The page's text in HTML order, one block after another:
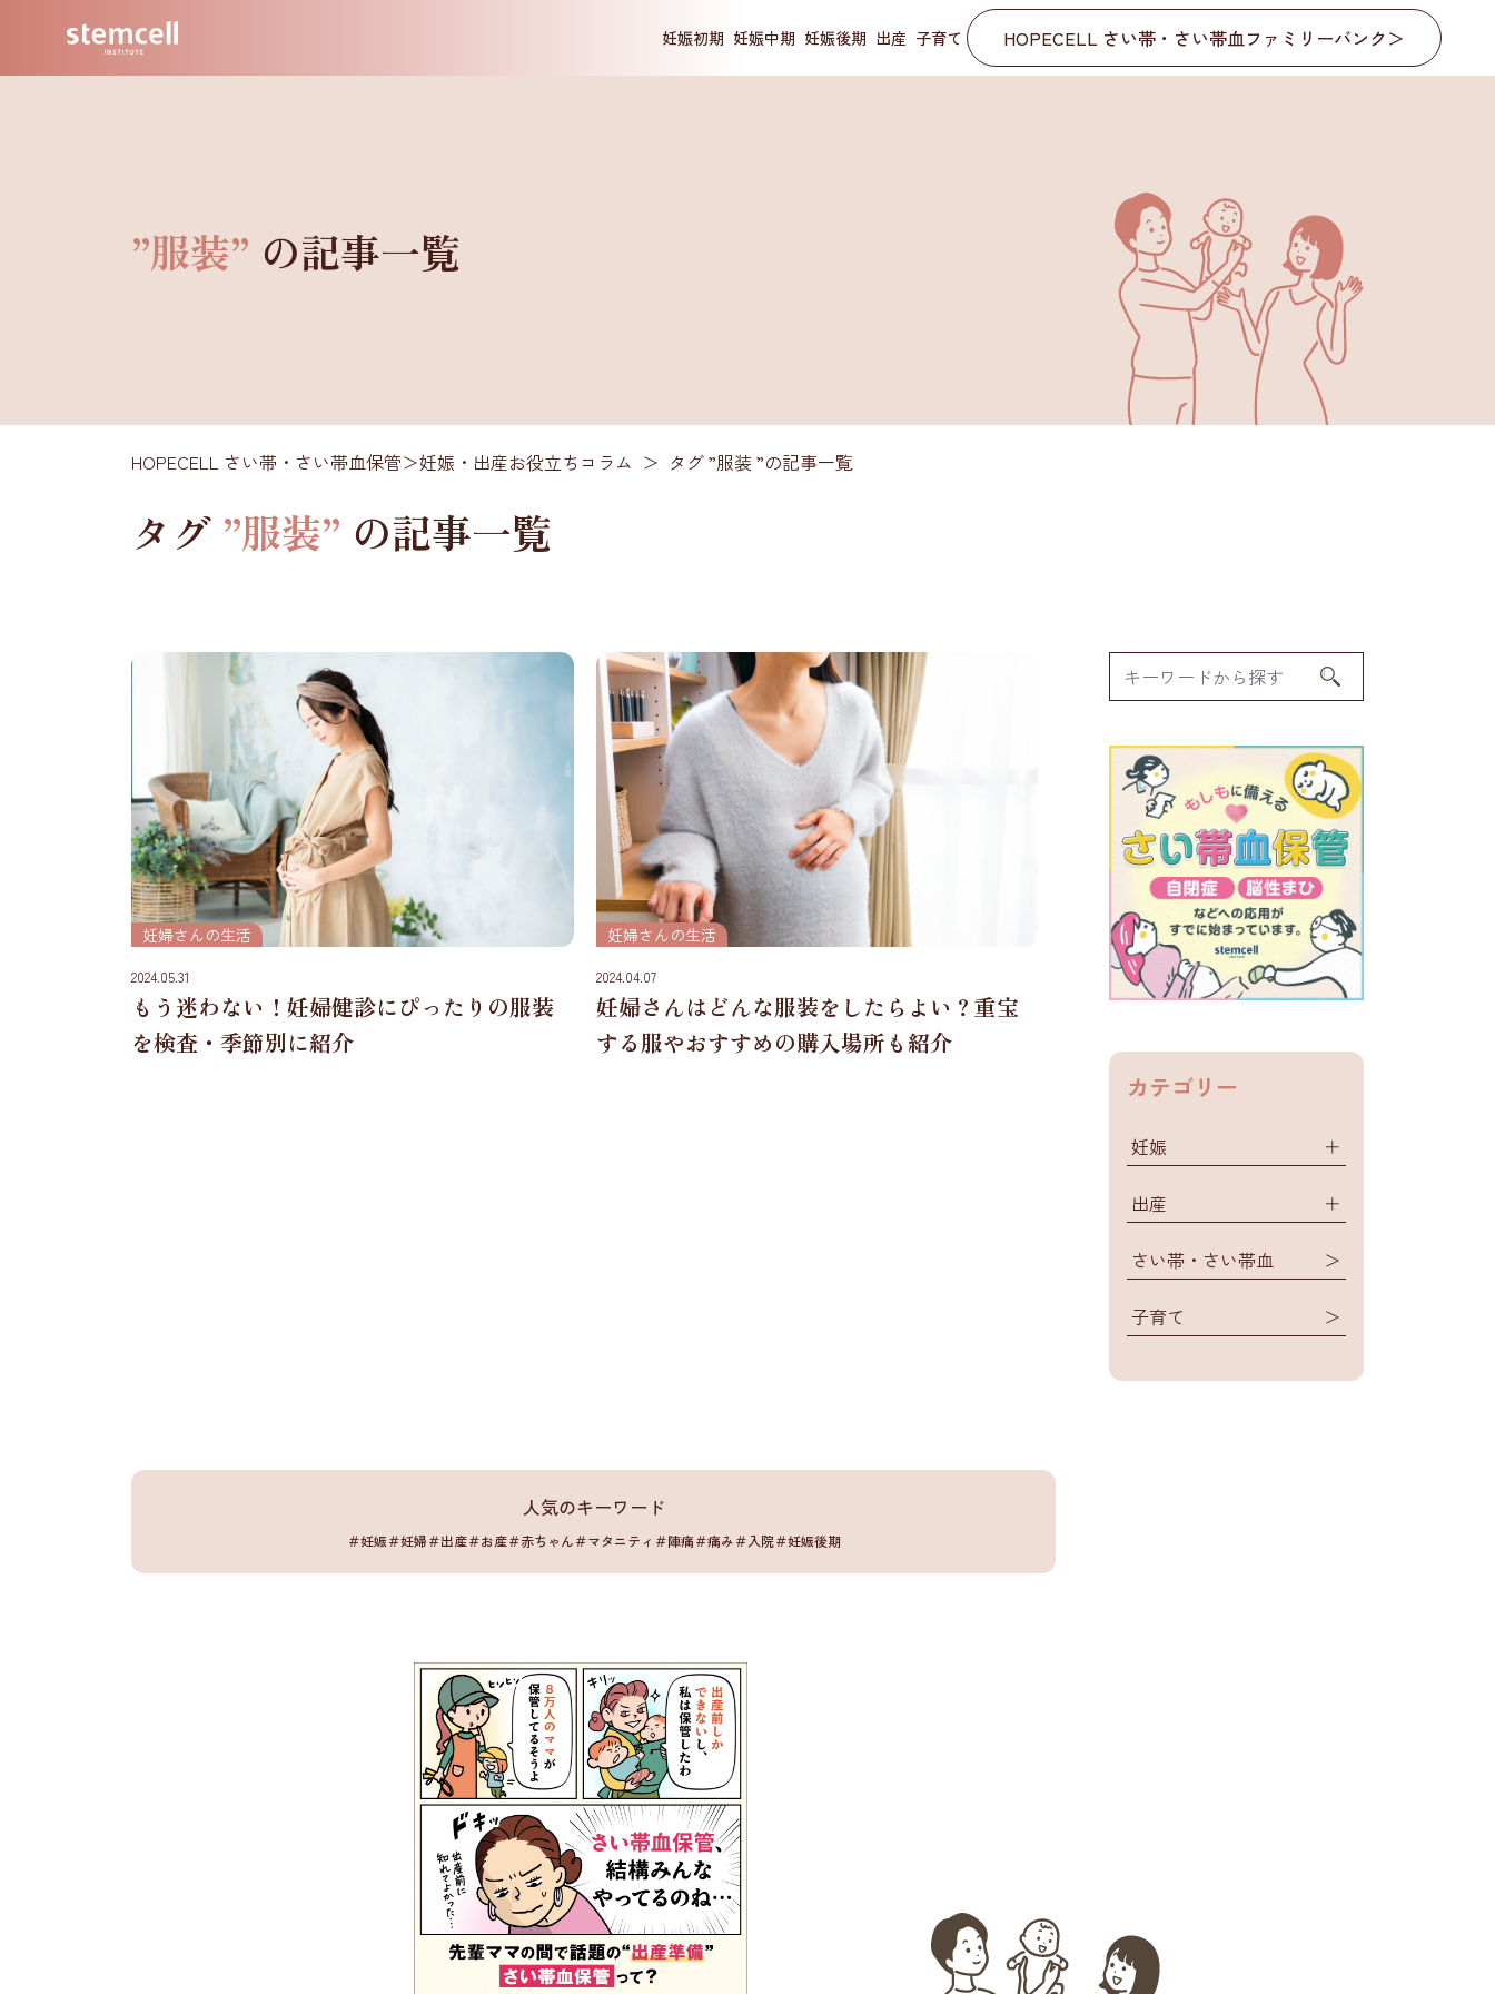
妊娠初期 妊娠中期 妊娠後期 出産 子育て HOPECELL さい帯・さい帯血ファミリーバンク＞
”服装” の記事一覧
HOPECELL さい帯・さい帯血保管＞妊娠・出産お役立ちコラム ＞ タグ ”服装 ”の記事一覧
タグ ”服装” の記事一覧
妊婦さんの生活
2024.05.31
もう迷わない！妊婦健診にぴったりの服装
を検査・季節別に紹介
妊婦さんの生活
2024.04.07
妊婦さんはどんな服装をしたらよい？重宝
する服やおすすめの購入場所も紹介
カテゴリー
妊娠 ＋
出産 ＋
さい帯・さい帯血 ＞
子育て ＞
人気のキーワード
＃妊娠＃妊婦＃出産＃お産＃赤ちゃん＃マタニティ ＃陣痛＃痛み＃入院＃妊娠後期